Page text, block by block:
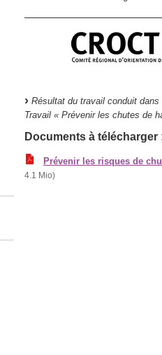
Résultat du travail conduit dans
Travail « Prévenir les chutes de
Documents à télécharger
Prévenir les risques de
4.1 Mio)